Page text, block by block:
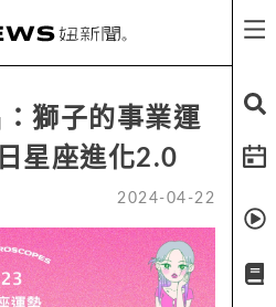
獅子的事業運
星座進化2.0
2024-04-22